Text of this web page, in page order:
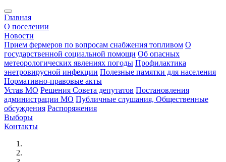
Главная
О поселении
Новости
Прием фермеров по вопросам снабжения топливом О
государственной социальной помощи Об опасных
метеорологических явлениях погоды Профилактика
энетровирусной инфекции Полезные памятки для населения
Нормативно-правовые акты
Устав МО Решения Совета депутатов Постановления
администрации МО Публичные слушания, Общественные
обсуждения Распоряжения
Выборы
Контакты